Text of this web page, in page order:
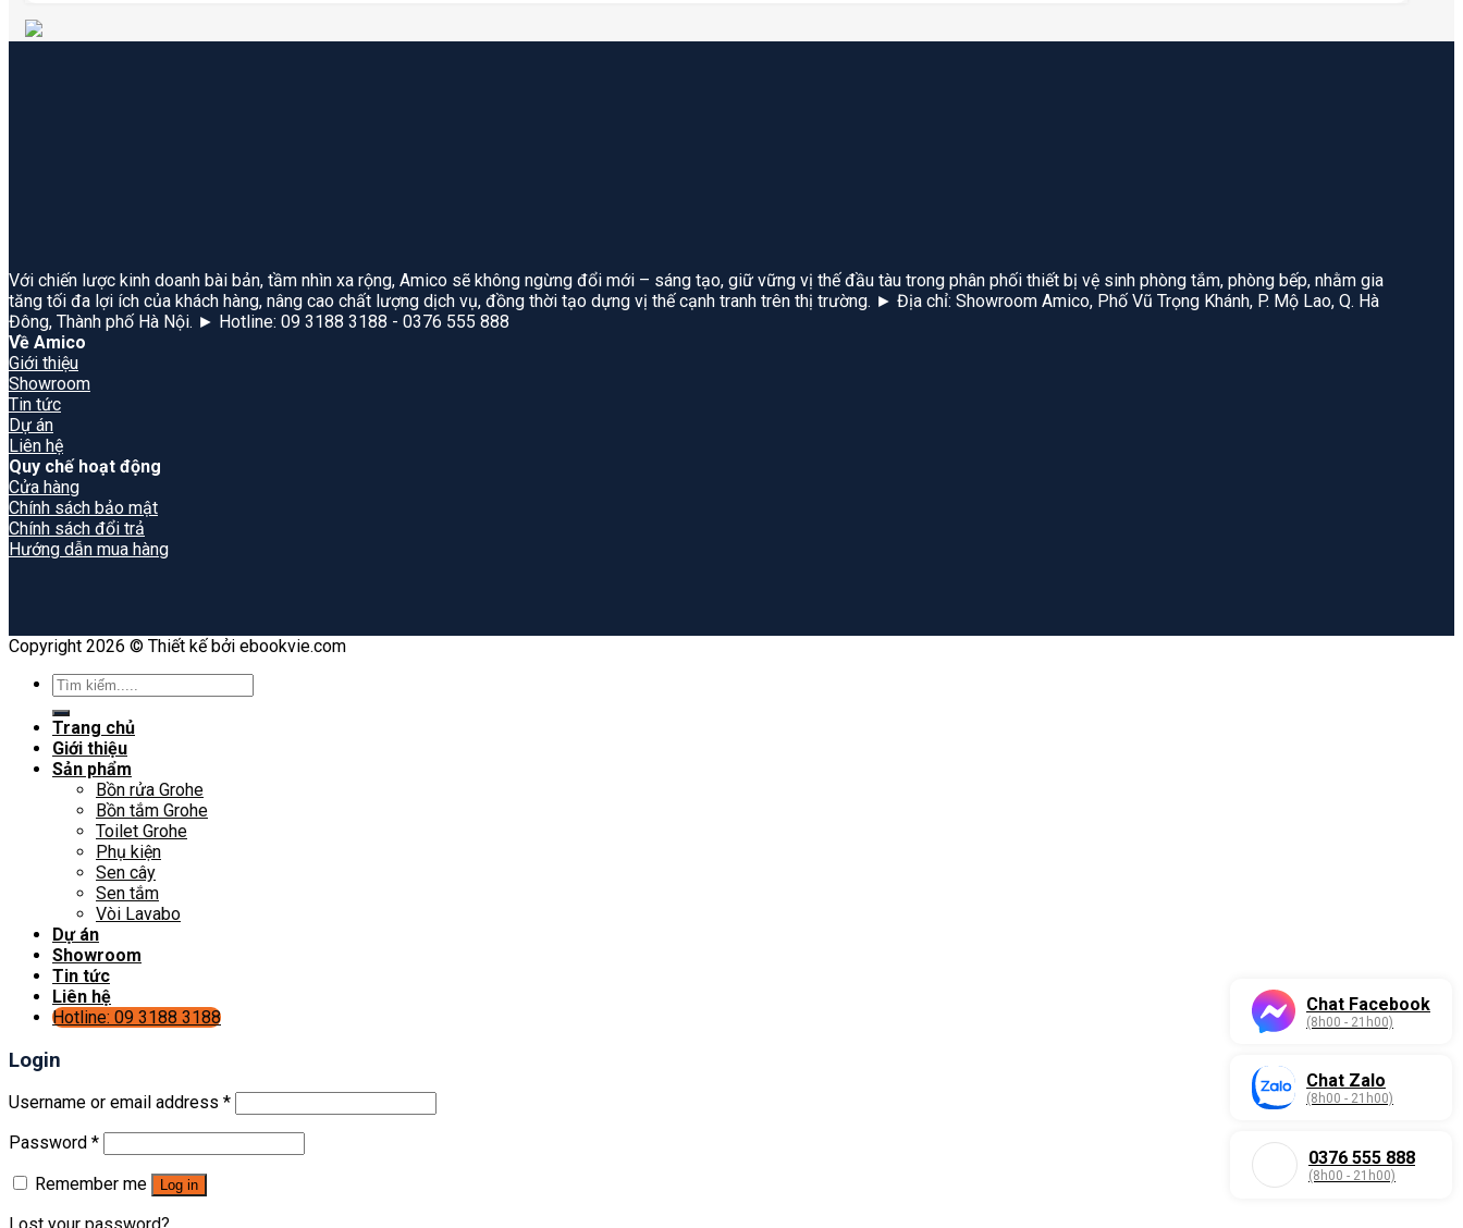
Với chiến lược kinh doanh bài bản, tầm nhìn xa rộng, Amico sẽ không ngừng đổi mới – sáng tạo, giữ vững vị thế đầu tàu trong phân phối thiết bị vệ sinh phòng tắm, phòng bếp, nhằm gia
tăng tối đa lợi ích của khách hàng, nâng cao chất lượng dịch vụ, đồng thời tạo dựng vị thế cạnh tranh trên thị trường. ► Địa chỉ: Showroom Amico, Phố Vũ Trọng Khánh, P. Mộ Lao, Q. Hà
Đông, Thành phố Hà Nội. ► Hotline: 09 3188 3188 - 0376 555 888
Về Amico
Giới thiệu
Showroom
Tin tức
Dự án
Liên hệ
Quy chế hoạt động
Cửa hàng
Chính sách bảo mật
Chính sách đổi trả
Hướng dẫn mua hàng
Copyright 2026 © Thiết kế bởi ebookvie.com
Search
for:
Trang chủ
Giới thiệu
Sản phẩm
Bồn rửa Grohe
Bồn tắm Grohe
Toilet Grohe
Phụ kiện
Sen cây
Sen tắm
Vòi Lavabo
Dự án
Showroom
Tin tức
Liên hệ
Hotline: 09 3188 3188
Chat Facebook
(8h00 - 21h00)
Chat Zalo
(8h00 - 21h00)
0376 555 888
(8h00 - 21h00)
Login
Username or email address *
Password *
Remember me
Log in